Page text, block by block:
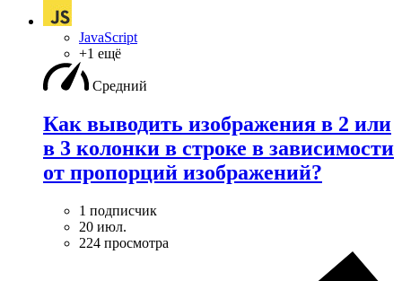
JavaScript
+1 ещё
Средний
Как выводить изображения в 2 или
в 3 колонки в строке в зависимости
от пропорций изображений?
1 подписчик
20 июл.
224 просмотра